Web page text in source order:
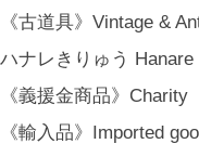
《古道具》Vintage &
ハナレきりゅう Hanare
《義援金商品》Charity
《輸入品》Imported
日常という大切な時間にそ
美しさに、和と洋、OLD &
の中で愉しむインテリアス
カーサ・ルア] 石川県金沢